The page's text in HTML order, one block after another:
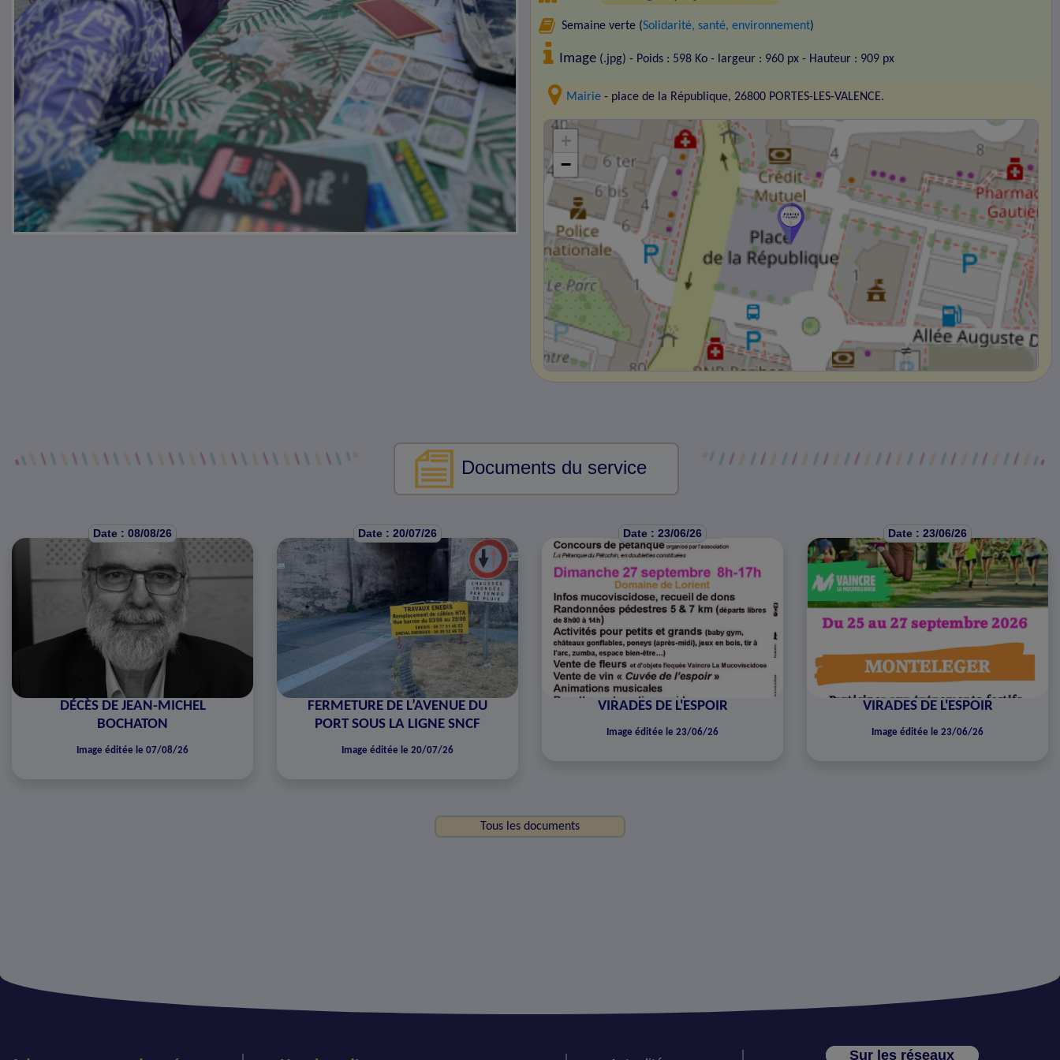
Semaine verte (Solidarité, santé, environnement)
Image (.jpg) - Poids : 598 Ko - largeur : 960 px - Hauteur : 909 px
Mairie - place de la République, 26800 PORTES-LES-VALENCE.
+
−
Documents du service
Date : 08/08/26
DÉCÈS DE JEAN-MICHEL
BOCHATON
Image éditée le 07/08/26
Date : 20/07/26
FERMETURE DE L’AVENUE DU
PORT SOUS LA LIGNE SNCF
Image éditée le 20/07/26
Date : 23/06/26
VIRADES DE L'ESPOIR
Image éditée le 23/06/26
Date : 23/06/26
VIRADES DE L'ESPOIR
Image éditée le 23/06/26
Tous les documents
Sur les réseaux